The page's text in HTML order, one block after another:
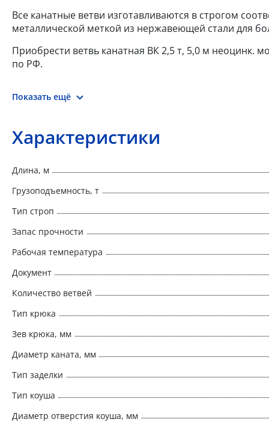
Все канатные ветви изготавливаются в строгом
металлической меткой из нержавеющей стали для
Приобрести ветвь канатная ВК 2,5 т, 5,0 м неоцинк.
по РФ.
Показать ещё
Характеристики
Длина, м
Грузоподъемность, т
Тип строп
Запас прочности
Рабочая температура
Документ
Количество ветвей
Тип крюка
Зев крюка, мм
Диаметр каната, мм
Тип заделки
Тип коуша
Диаметр отверстия коуша, мм